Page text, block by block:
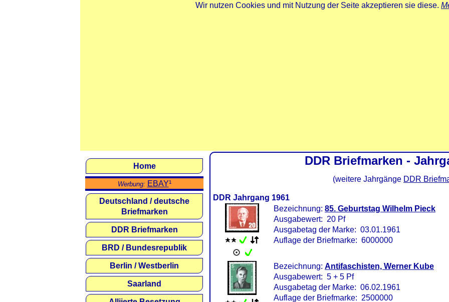
Wir nutzen Cookies und mit Nutzung der Seite akzeptieren sie diese.
DDR Briefmarken -
(weitere Jahrgänge DDR
DDR Jahrgang 1961
Bezeichnung: 85. Geburtstag Wilhelm Pieck
Ausgabewert: 20 Pf
Ausgabetag der Marke: 03.01.1961
Auflage der Briefmarke: 6000000
Bezeichnung: Antifaschisten, Werner Kube
Ausgabewert: 5 + 5 Pf
Ausgabetag der Marke: 06.02.1961
Auflage der Briefmarke: 2500000
Home
Werbung: EBAY¹
Deutschland / deutsche
Briefmarken
DDR Briefmarken
BRD / Bundesrepublik
Berlin / Westberlin
Saarland